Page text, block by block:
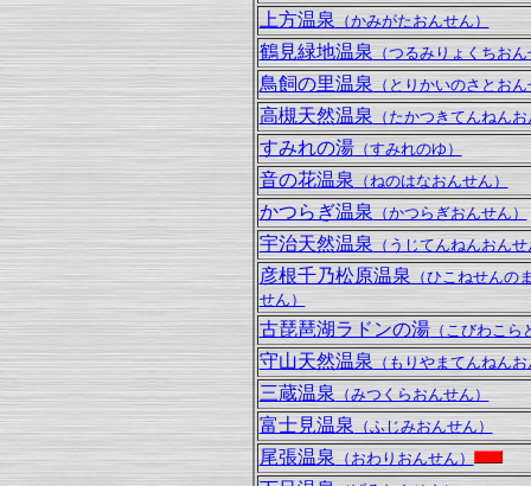
上方温泉 （かみがたおんせん）
鶴見緑地温泉（つるみりょくちおん
鳥飼の里温泉 （とりかいのさとお
高槻天然温泉 （たかつきてんねん
すみれの湯（すみれのゆ）
音の花温泉（ねのはなおんせん）
かつらぎ温泉（かつらぎおんせん）
宇治天然温泉（うじてんねんおんせ
彦根千乃松原温泉（ひこねせんの
せん）
古琵琶湖ラドンの湯（こびわこら
守山天然温泉（もりやまてんねんお
三蔵温泉（みつくらおんせん）
富士見温泉 （ふじみおんせん）
尾張温泉（おわりおんせん）